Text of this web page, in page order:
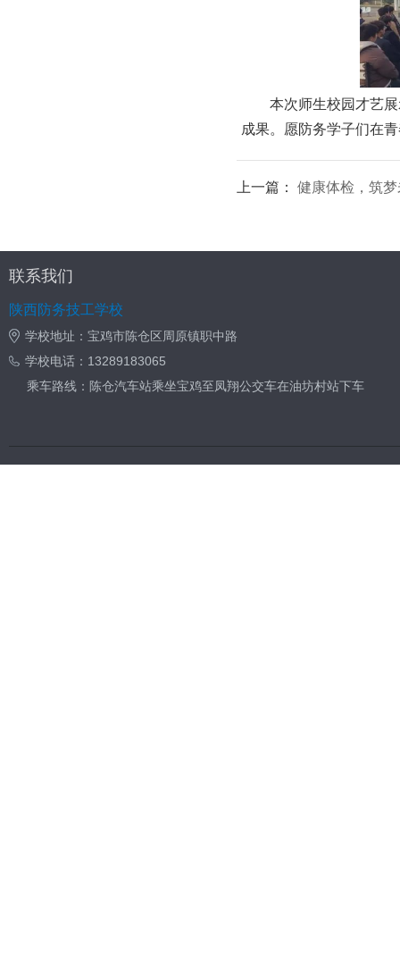
本次师生校园才艺
成果。愿防务学子们在
上一篇： 健康体检，筑
联系我们
陕西防务技工学校
学校地址：宝鸡市陈仓区周原镇职中路
学校电话：13289183065
乘车路线：陈仓汽车站乘坐宝鸡至凤翔公交车在油坊村站下车